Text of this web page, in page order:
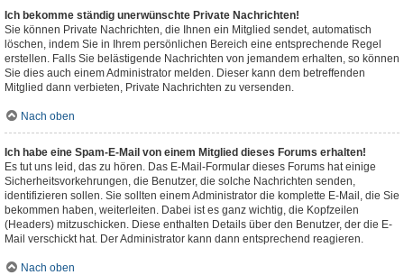
Ich bekomme ständig unerwünschte Private Nachrichten!
Sie können Private Nachrichten, die Ihnen ein Mitglied sendet, automatisch
löschen, indem Sie in Ihrem persönlichen Bereich eine entsprechende Regel
erstellen. Falls Sie belästigende Nachrichten von jemandem erhalten, so können
Sie dies auch einem Administrator melden. Dieser kann dem betreffenden
Mitglied dann verbieten, Private Nachrichten zu versenden.
Nach oben
Ich habe eine Spam-E-Mail von einem Mitglied dieses Forums erhalten!
Es tut uns leid, das zu hören. Das E-Mail-Formular dieses Forums hat einige
Sicherheitsvorkehrungen, die Benutzer, die solche Nachrichten senden,
identifizieren sollen. Sie sollten einem Administrator die komplette E-Mail, die Sie
bekommen haben, weiterleiten. Dabei ist es ganz wichtig, die Kopfzeilen
(Headers) mitzuschicken. Diese enthalten Details über den Benutzer, der die E-
Mail verschickt hat. Der Administrator kann dann entsprechend reagieren.
Nach oben